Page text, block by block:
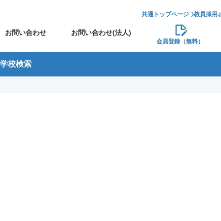
共通トップページ 教員採用
お問い合わせ お問い合わせ(法人)
会員登録（無料）
学校検索